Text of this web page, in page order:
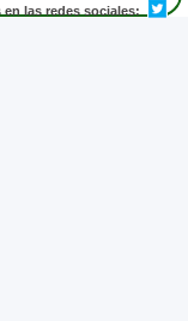
en las redes sociales: